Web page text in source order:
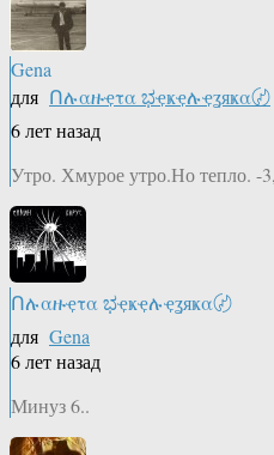
Gena
для Ոሉαዙҿτα ಭҿҝҿሉҿʓяҝα〄
6 лет назад
Утро. Хмурое утро.Но тепло. -
Ոሉαዙҿτα ಭҿҝҿሉҿʓяҝα〄
для Gena
6 лет назад
Минуз 6..